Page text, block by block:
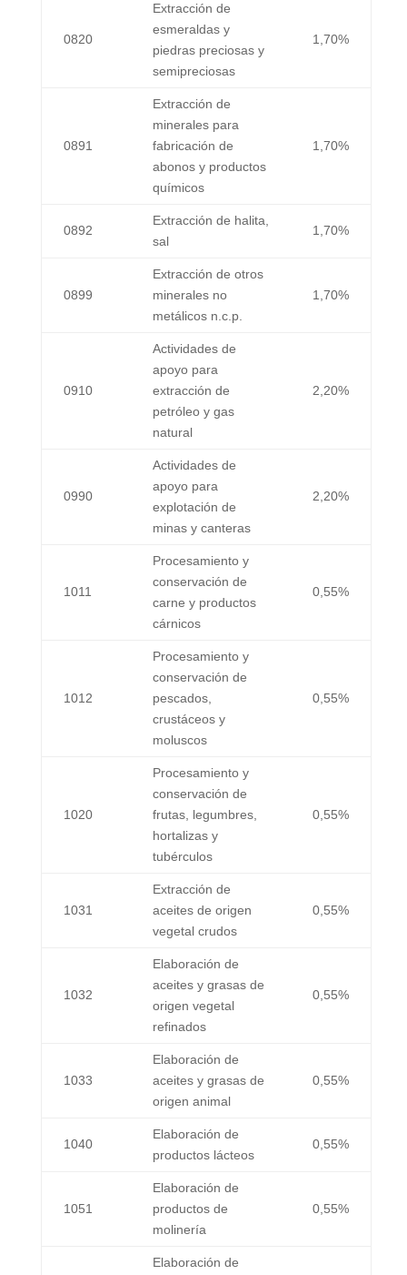
0820
Extracción de
esmeraldas y
piedras preciosas y
semipreciosas
1,70%
0891
Extracción de
minerales para
fabricación de
abonos y productos
químicos
1,70%
0892
Extracción de halita,
sal
1,70%
0899
Extracción de otros
minerales no
metálicos n.c.p.
1,70%
0910
Actividades de
apoyo para
extracción de
petróleo y gas
natural
2,20%
0990
Actividades de
apoyo para
explotación de
minas y canteras
2,20%
1011
Procesamiento y
conservación de
carne y productos
cárnicos
0,55%
1012
Procesamiento y
conservación de
pescados,
crustáceos y
moluscos
0,55%
1020
Procesamiento y
conservación de
frutas, legumbres,
hortalizas y
tubérculos
0,55%
1031
Extracción de
aceites de origen
vegetal crudos
0,55%
1032
Elaboración de
aceites y grasas de
origen vegetal
refinados
0,55%
1033
Elaboración de
aceites y grasas de
origen animal
0,55%
1040
Elaboración de
productos lácteos
0,55%
1051
Elaboración de
productos de
molinería
0,55%
Elaboración de